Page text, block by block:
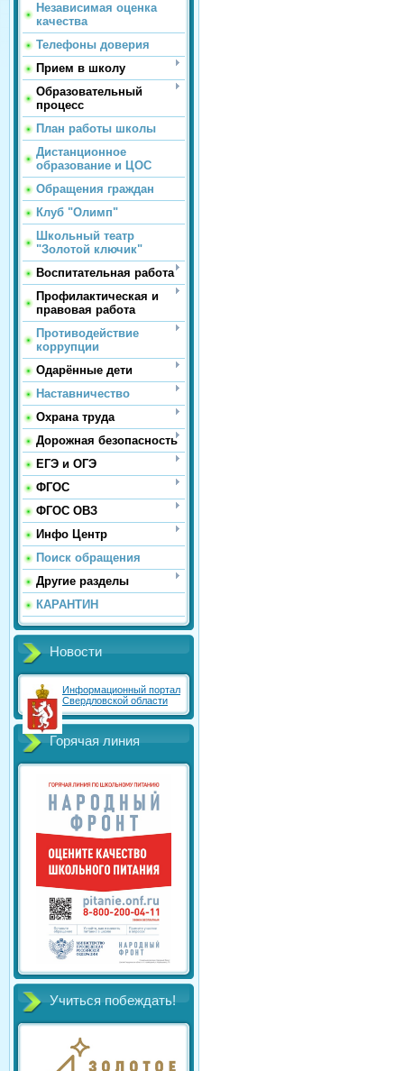
Независимая оценка
качества
Телефоны доверия
Прием в школу
Образовательный
процесс
План работы школы
Дистанционное
образование и ЦОС
Обращения граждан
Клуб "Олимп"
Школьный театр
"Золотой ключик"
Воспитательная работа
Профилактическая и
правовая работа
Противодействие
коррупции
Одарённые дети
Наставничество
Охрана труда
Дорожная безопасность
ЕГЭ и ОГЭ
ФГОС
ФГОС ОВЗ
Инфо Центр
Поиск обращения
Другие разделы
КАРАНТИН
Новости
Информационный портал
Свердловской области
Горячая линия
Учиться побеждать!